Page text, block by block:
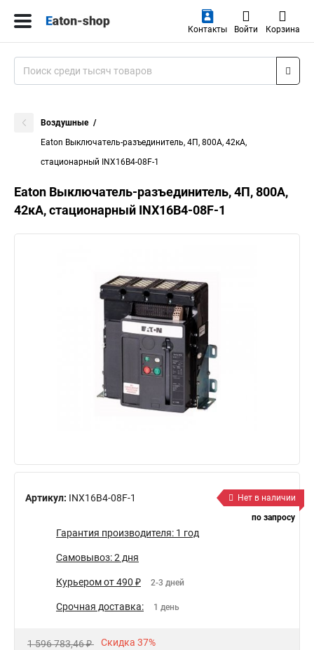
Контакты Войти Корзина
Воздушные
Eaton Выключатель-разъединитель, 4П, 800А, 42кА,
стационарный INX16B4-08F-1
Eaton Выключатель-разъединитель, 4П, 800А,
42кА, стационарный INX16B4-08F-1
Артикул: INX16B4-08F-1
Нет в наличии
по запросу
Гарантия производителя: 1 год
Самовывоз: 2 дня
Курьером от 490 ₽ 2-3 дней
Срочная доставка: 1 день
1 596 783,46 ₽ Скидка 37%